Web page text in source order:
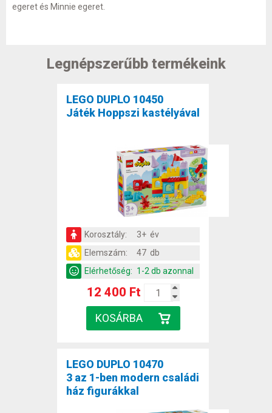
egeret és Minnie egeret.
Legnépszerűbb termékeink
LEGO DUPLO 10450
Játék Hoppszi kastélyával
Korosztály:
3+ év
Elemszám:
47 db
Elérhetőség: 1-2 db azonnal
12 400 Ft
LEGO DUPLO 10470
3 az 1-ben modern családi
ház figurákkal